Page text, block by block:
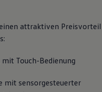
Zubehör
Elektronik
attraktiven Preisvorteil
Touch-Bedienung
mit sensorgesteuerter